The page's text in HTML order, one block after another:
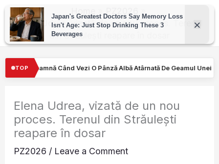
Skip
content
Elena Udrea, vizată de un nou proces. Terenul
din Străulești reapare în dosar
TOP
Pânză Albă Atârnată De Geamul Unei Mașini. Semnalul…
Elena Udrea, vizată de un nou
proces. Terenul din Străulești
reapare în dosar
PZ2026 / Leave a Comment